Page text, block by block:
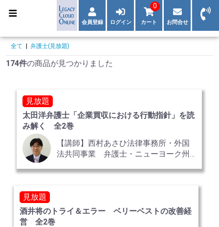
会員登録 ログイン カート
0
お問合せ
全て 弁護士(見放題)
174件の商品が見つかりました
見放題
太田洋弁護士「企業買収における行動指針」を読
み解く 全2巻
【講師】西村あさひ法律事務所・外国
法共同事業 弁護士・ニューヨーク州
見放題
酒井将のトライ＆エラー ベリーベストの改善経
営 全2巻